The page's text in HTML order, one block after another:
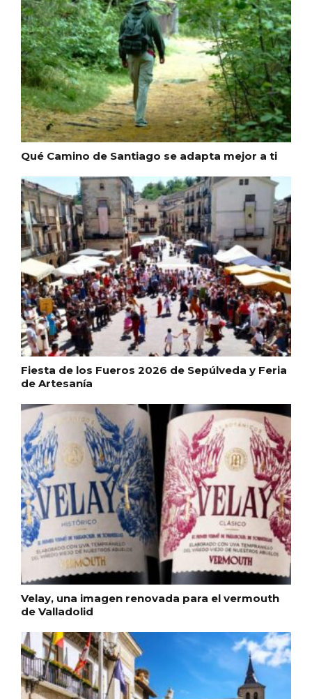
Qué Camino de Santiago se adapta mejor a ti
Fiesta de los Fueros 2026 de Sepúlveda y Feria
de Artesanía
Velay, una imagen renovada para el vermouth
de Valladolid
Conciertos gratuitos del coro Wetherby
Preparatory School en Ávila y Salamanca
VII Feria del Vino de Sotillo 2026 ‘Sotillo,
el Vino y Yo’